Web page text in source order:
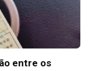
entre os